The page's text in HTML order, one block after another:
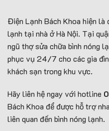
Điện Lạnh Bách Khoa hiện là
lạnh tại nhà ở Hà Nội. Tại
ngũ thợ sửa chữa bình nóng
phục vụ 24/7 cho các gia
khách sạn trong khu vực.
Hãy liên hệ ngay với hotline
Bách Khoa để được hỗ trợ
liên quan đến bình nóng lạnh.